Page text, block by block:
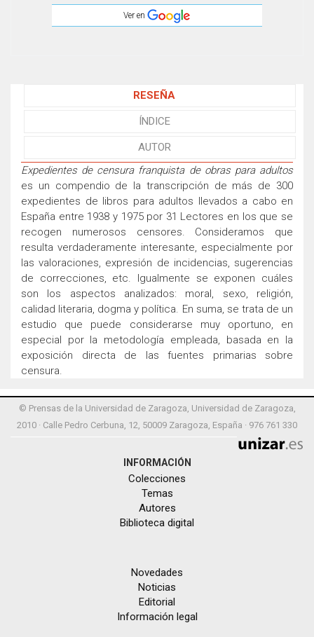
Ver en
RESEÑA
ÍNDICE
AUTOR
Expedientes de censura franquista de obras para adultos
es un compendio de la transcripción de más de 300
expedientes de libros para adultos llevados a cabo en
España entre 1938 y 1975 por 31 Lectores en los que se
recogen numerosos censores. Consideramos que
resulta verdaderamente interesante, especialmente por
las valoraciones, expresión de incidencias, sugerencias
de correcciones, etc. Igualmente se exponen cuáles
son los aspectos analizados: moral, sexo, religión,
calidad literaria, dogma y política. En suma, se trata de un
estudio que puede considerarse muy oportuno, en
especial por la metodología empleada, basada en la
exposición directa de las fuentes primarias sobre
censura.
© Prensas de la Universidad de Zaragoza, Universidad de Zaragoza,
2010 · Calle Pedro Cerbuna, 12, 50009 Zaragoza, España · 976 761 330
INFORMACIÓN
Colecciones
Temas
Autores
Biblioteca digital
Novedades
Noticias
Editorial
Información legal